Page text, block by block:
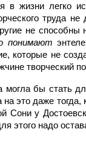
в жизни легко
труда
не способны
понимают
которые не
творческий
бы стать
это даже тогда,
Сони у
этого надо